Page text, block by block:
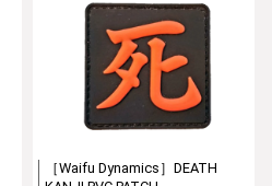
［Waifu Dynamics］DEATH